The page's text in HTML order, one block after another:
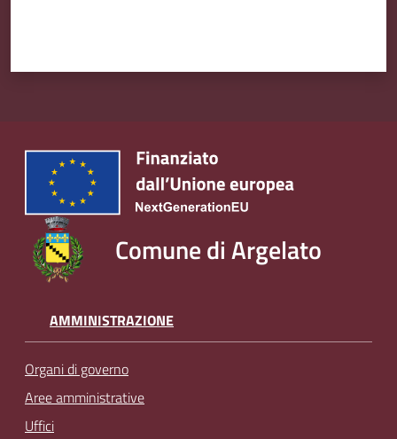
Comune di Argelato
AMMINISTRAZIONE
Organi di governo
Aree amministrative
Uffici